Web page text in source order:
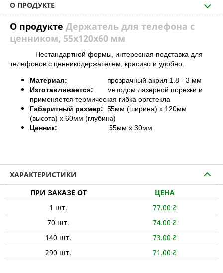
О ПРОДУКТЕ
О продукте Держатель для телефона с
ценником, 55х120х60 мм
Нестандартной формы, интересная подставка для
телефонов с ценникодержателем, красиво и удобно.
Материал: прозрачный акрил 1.8 - 3 мм
Изготавливается: методом лазерной порезки и
применяется термическая гибка оргстекла
Габаритный размер: 55мм (ширина) х 120мм
(высота) х 60мм (глубина)
Ценник:
55мм х 30мм
ХАРАКТЕРИСТИКИ
ПРИ ЗАКАЗЕ ОТ
ЦЕНА
1 шт. 77.00 ₴
70 шт. 74.00 ₴
140 шт. 73.00 ₴
290 шт. 71.00 ₴